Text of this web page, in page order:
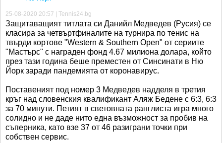
25-08-2020 20:57 | Tennis24.bg
Защитаващият титлата си Данийл Медведев (Русия) се
класира за четвъртфиналите на турнира по тенис на
твърди кортове "Western & Southern Open" от сериите
"Мастърс" с награден фонд 4.67 милиона долара, който
през тази година беше преместен от Синсинати в Ню
Йорк заради пандемията от коронавирус.
Поставеният под номер 3 Медведев надделя в третия
кръг над словенския квалификант Аляж Бедене с 6:3, 6:3
за 70 минути. Петият в световната ранглиста игра много
солидно и не даде нито една възможност за пробив на
съперника, като взе 37 от 46 разиграни точки при
собствен сервис.